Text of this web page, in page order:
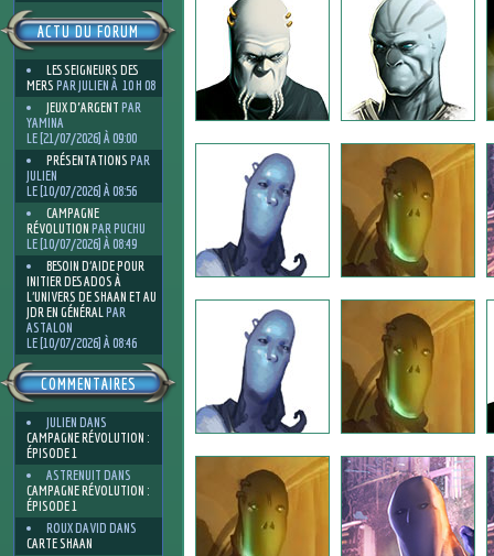
ACTU DU FORUM
LES SEIGNEURS DES
MERS PAR JULIEN À 10 H 08
JEUX D'ARGENT PAR
YAMINA
LE [21/07/2026] À 09:00
PRÉSENTATIONS PAR
JULIEN
LE [10/07/2026] À 08:56
CAMPAGNE
RÉVOLUTION PAR PUCHU
LE [10/07/2026] À 08:49
BESOIN D’AIDE POUR
INITIER DES ADOS À
L’UNIVERS DE SHAAN ET AU
JDR EN GÉNÉRALPAR
ASTALON
LE [10/07/2026] À 08:46
COMMENTAIRES
JULIEN DANS
CAMPAGNE RÉVOLUTION :
ÉPISODE 1
ASTRENUIT DANS
CAMPAGNE RÉVOLUTION :
ÉPISODE 1
ROUX DAVID DANS
CARTE SHAAN